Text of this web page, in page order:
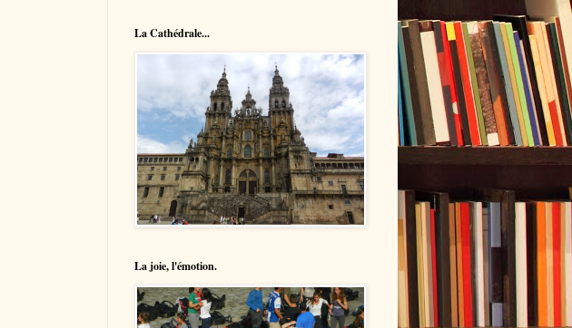
La Cathédrale...
La joie, l'émotion.